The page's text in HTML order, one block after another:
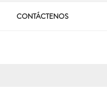
CONTÁCTENOS